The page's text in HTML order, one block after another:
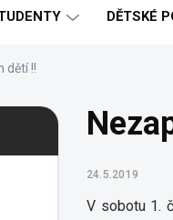
DĚTSKÉ
dětí !!
24.5.2019
V sobotu 1.